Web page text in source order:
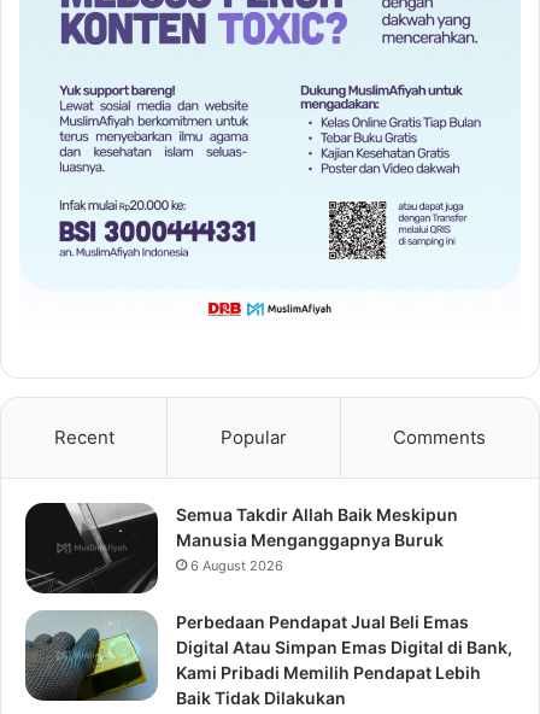
Recent Popular Comments
Semua Takdir Allah Baik Meskipun
Manusia Menganggapnya Buruk
6 August 2026
Perbedaan Pendapat Jual Beli Emas
Digital Atau Simpan Emas Digital di Bank,
Kami Pribadi Memilih Pendapat Lebih
Baik Tidak Dilakukan